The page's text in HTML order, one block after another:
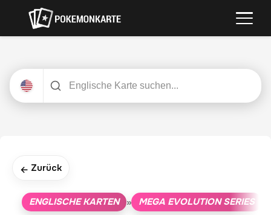
← Zurück
ENGLISCHE KARTEN » MEGA EVOLUTION SERIES